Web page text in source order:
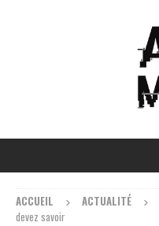
ACCUEIL ACTUALITÉ
devez savoir